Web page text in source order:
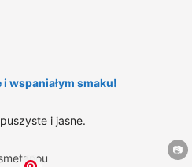
wspaniałym smaku!
i jasne.